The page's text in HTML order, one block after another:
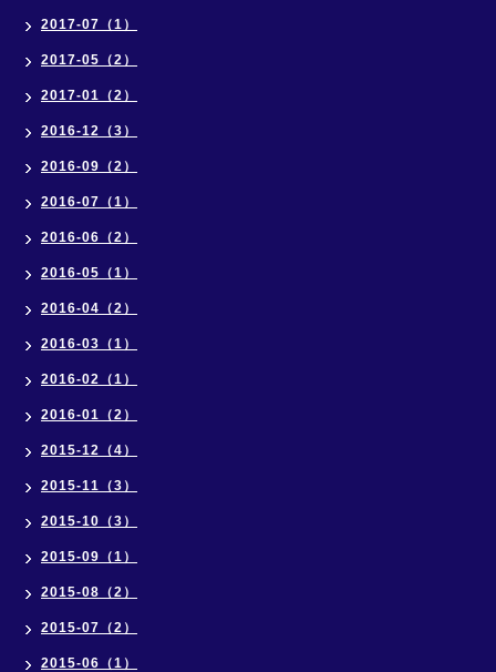
2017-07（1）
2017-05（2）
2017-01（2）
2016-12（3）
2016-09（2）
2016-07（1）
2016-06（2）
2016-05（1）
2016-04（2）
2016-03（1）
2016-02（1）
2016-01（2）
2015-12（4）
2015-11（3）
2015-10（3）
2015-09（1）
2015-08（2）
2015-07（2）
2015-06（1）